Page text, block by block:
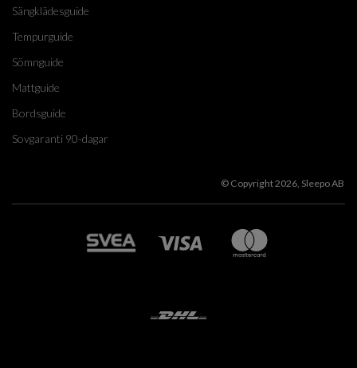
Sängklädesguide
Tempurguide
Sömnguide
Mattguide
Bordsguide
Sovgaranti 90-dagar
© Copyright 2026, Sleepo AB